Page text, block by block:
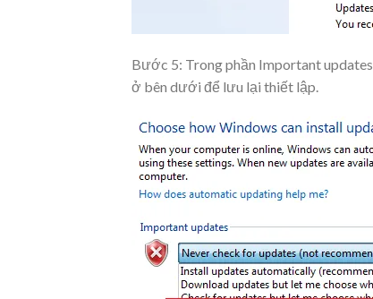
Bước 5: Trong phần Important updates
ở bên dưới để lưu lại thiết lập.